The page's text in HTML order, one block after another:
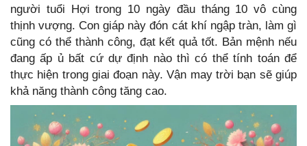
người tuổi Hợi trong 10 ngày đầu tháng 10 vô cùng
thịnh vượng. Con giáp này đón cát khí ngập tràn, làm gì
cũng có thể thành công, đạt kết quả tốt. Bản mệnh nếu
đang ấp ủ bất cứ dự định nào thì có thể tính toán để
thực hiện trong giai đoạn này. Vận may trời bạn sẽ giúp
khả năng thành công tăng cao.